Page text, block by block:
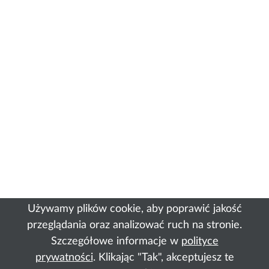
Używamy plików cookie, aby poprawić jakość
przeglądania oraz analizować ruch na stronie.
Szczegółowe informacje w polityce
prywatności. Klikając "Tak", akceptujesz te